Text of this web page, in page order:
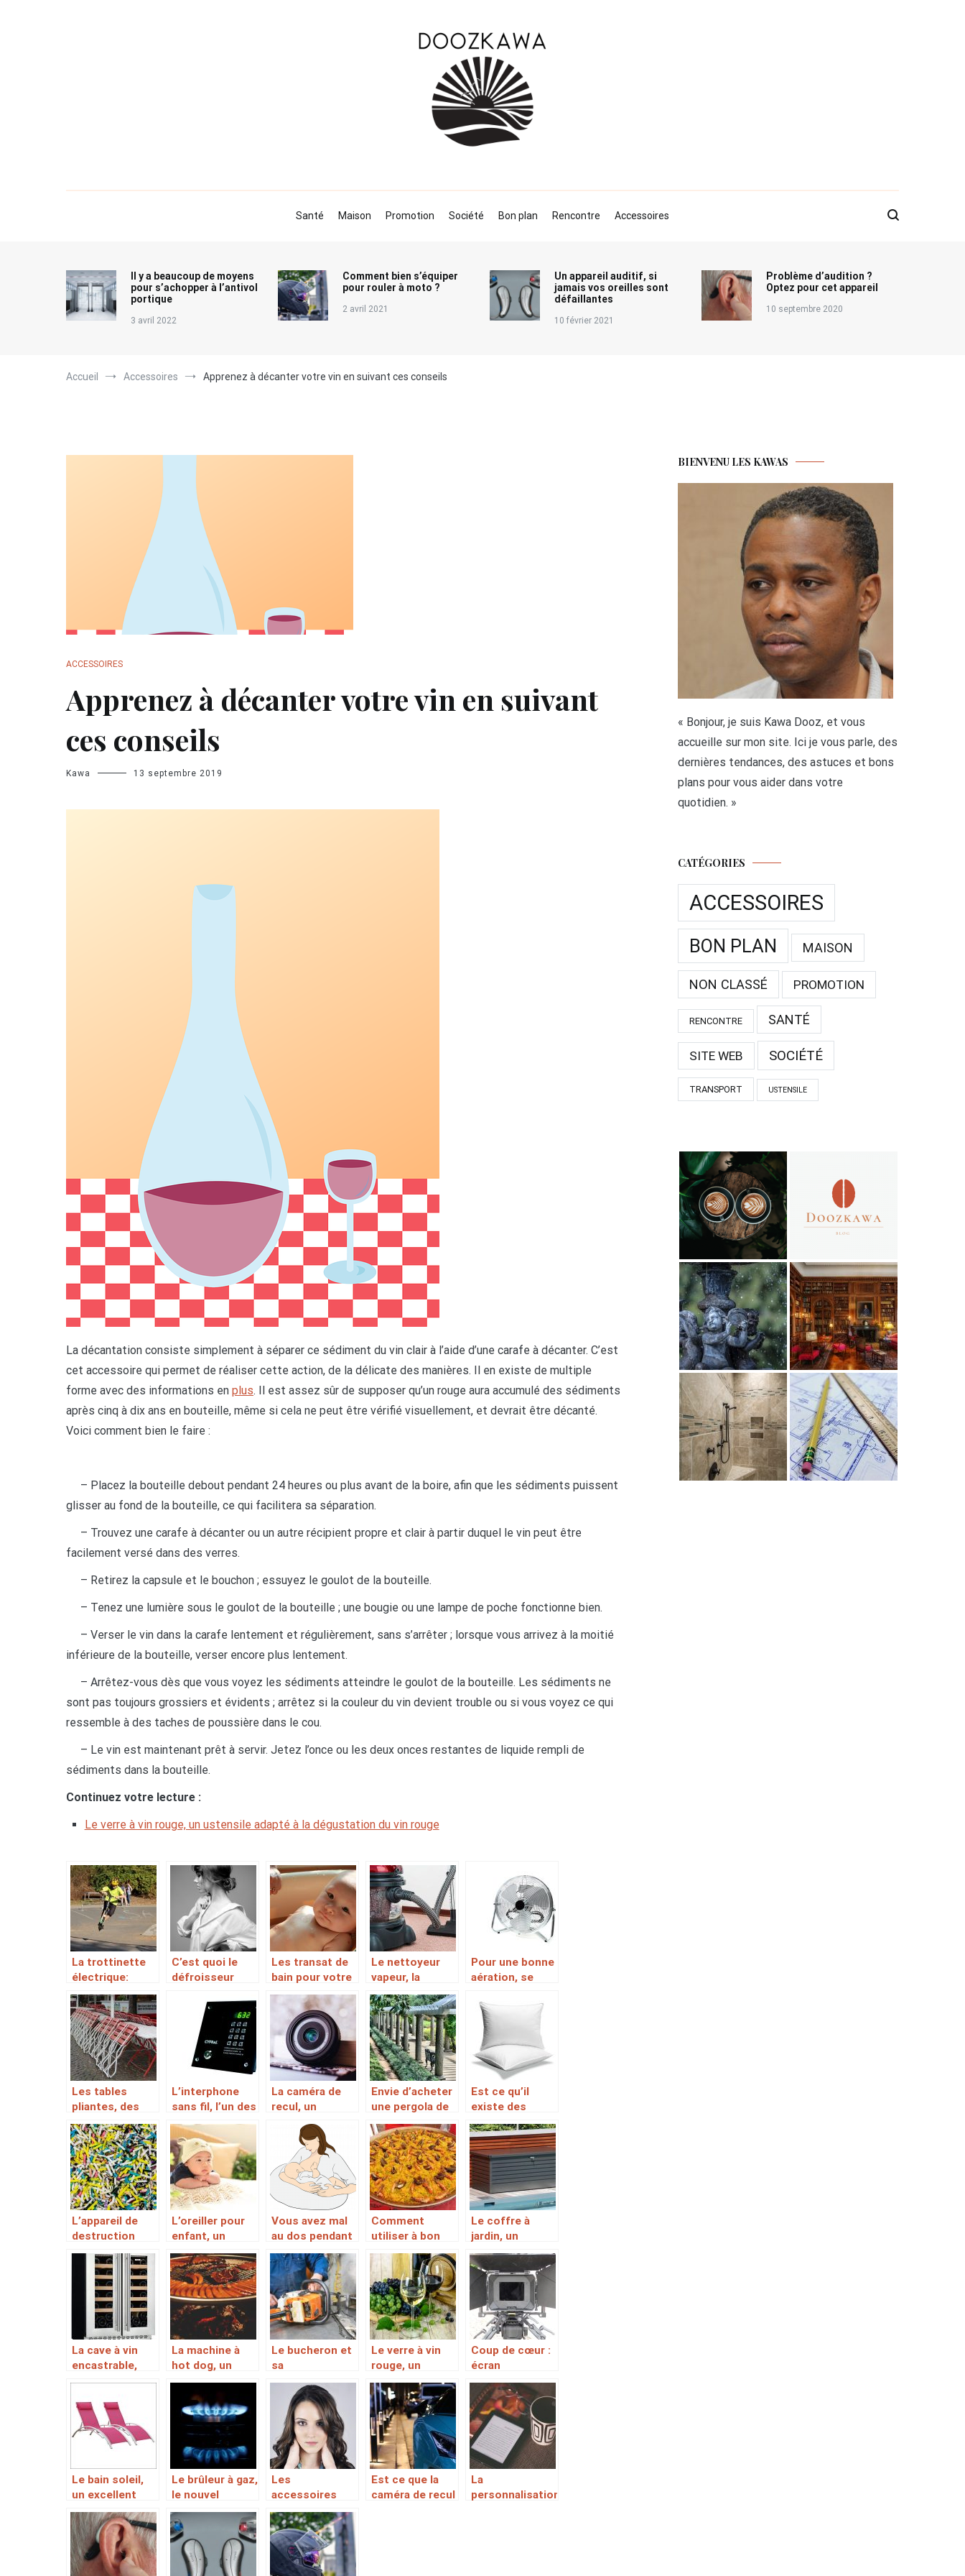
Santé
Maison Promotion Société Bon plan Rencontre Accessoires
Il y a beaucoup de moyens
pour s’achopper à l’antivol
portique
3 avril 2022
Comment bien s’équiper
pour rouler à moto ?
2 avril 2021
Un appareil auditif, si
jamais vos oreilles sont
défaillantes
10 février 2021
Problème d’audition ?
Optez pour cet appareil
10 septembre 2020
Accueil Accessoires Apprenez à décanter votre vin en suivant ces conseils
ACCESSOIRES
Apprenez à décanter votre vin en suivant
ces conseils
Kawa 13 septembre 2019
La décantation consiste simplement à séparer ce sédiment du vin clair à l’aide d’une carafe à décanter. C’est
cet accessoire qui permet de réaliser cette action, de la délicate des manières. Il en existe de multiple
forme avec des informations en plus. Il est assez sûr de supposer qu’un rouge aura accumulé des sédiments
après cinq à dix ans en bouteille, même si cela ne peut être vérifié visuellement, et devrait être décanté.
Voici comment bien le faire :
– Placez la bouteille debout pendant 24 heures ou plus avant de la boire, afin que les sédiments puissent
glisser au fond de la bouteille, ce qui facilitera sa séparation.
– Trouvez une carafe à décanter ou un autre récipient propre et clair à partir duquel le vin peut être
facilement versé dans des verres.
– Retirez la capsule et le bouchon ; essuyez le goulot de la bouteille.
– Tenez une lumière sous le goulot de la bouteille ; une bougie ou une lampe de poche fonctionne bien.
– Verser le vin dans la carafe lentement et régulièrement, sans s’arrêter ; lorsque vous arrivez à la moitié
inférieure de la bouteille, verser encore plus lentement.
– Arrêtez-vous dès que vous voyez les sédiments atteindre le goulot de la bouteille. Les sédiments ne
sont pas toujours grossiers et évidents ; arrêtez si la couleur du vin devient trouble ou si vous voyez ce qui
ressemble à des taches de poussière dans le cou.
– Le vin est maintenant prêt à servir. Jetez l’once ou les deux onces restantes de liquide rempli de
sédiments dans la bouteille.
Continuez votre lecture :
Le verre à vin rouge, un ustensile adapté à la dégustation du vin rouge
La trottinette
électrique:
moins
fatiguante et
plus pratique
C’est quoi le
défroisseur
Les transat de
bain pour votre
bébé à bon prix
Le nettoyeur
vapeur, la
touche de
ménage
électrique
Pour une bonne
aération, se
ventilateur
silencieux
Les tables
pliantes, des
accessoires
indiqués pour
des
installations
internes et
externes
L’interphone
sans fil, l’un des
moyens pour
une sécurité
personnelle et
des biens
La caméra de
recul, un
accessoire
sécuritaire pour
une excellente
conduite en
marche arrière
Envie d’acheter
une pergola de
qualité pour
votre domicile?
Est ce qu’il
existe des
équipements
spécialement
conçus pour
améliorer la
qualité de son
sommeil ?
L’appareil de
destruction
massive des
documents
L’oreiller pour
enfant, un
accessoire
sécuritaire et
de sommeil
paisible pour la
croissance de
l’enfant
Vous avez mal
au dos pendant
l’allaitement?
Comment
utiliser à bon
escient une
poele ou une
paella ?
Le coffre à
jardin, un
accessoire
offrant des
solutions de
rangement de
tout objet de
jardin
La cave à vin
encastrable,
pour une
conservation de
votre vin
La machine à
hot dog, un
accessoire une
performances
irréprochables
et une durée de
conséquente
Le bucheron et
sa
tronçonneuse:
une chaine
aiguisée pour
un travail parfait
Le verre à vin
rouge, un
ustensile
adapté à la
dégustation du
vin rouge
Coup de cœur :
écran
professionnel
Le bain soleil,
un excellent
moyen de
pouvoir prendre
du soleil pour
le bien-être de
sa peau
Le brûleur à gaz,
le nouvel
élément dont
vous aurez
besoin en
randonnée
Les
accessoires
indispensables
pour un soin de
visage réussi !
Est ce que la
caméra de recul
La
personnalisation
BIENVENU LES KAWAS
« Bonjour, je suis Kawa Dooz, et vous
accueille sur mon site. Ici je vous parle, des
dernières tendances, des astuces et bons
plans pour vous aider dans votre
quotidien. »
CATÉGORIES
ACCESSOIRES
BON PLAN MAISON
NON CLASSÉ PROMOTION
RENCONTRE SANTÉ
SITE WEB SOCIÉTÉ
TRANSPORT USTENSILE